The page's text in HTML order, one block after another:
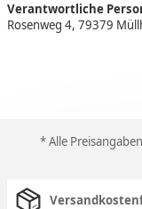
Verantwortliche
Rosenweg 4, 79379
* Alle